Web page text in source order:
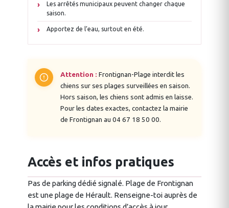
Les arrêtés municipaux peuvent changer chaque
saison.
Apportez de l’eau, surtout en été.
Attention : Frontignan-Plage interdit les
chiens sur ses plages surveillées en saison.
Hors saison, les chiens sont admis en laisse.
Pour les dates exactes, contactez la mairie
de Frontignan au 04 67 18 50 00.
Accès et infos pratiques
Pas de parking dédié signalé. Plage de Frontignan
est une plage de Hérault. Renseigne-toi auprès de